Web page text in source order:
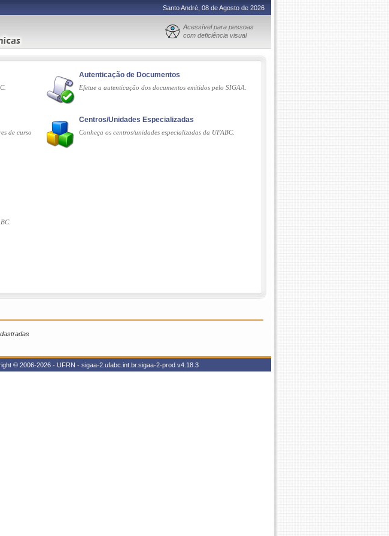
Santo André, 08 de Agosto de 2026
Acessível para pessoas
com deficiência visual
Autenticação de Documentos
Efetue a autenticação dos documentos emitidos pelo SIGAA.
de curso
Centros/Unidades Especializadas
Conheça os centros/unidades especializadas da UFABC.
© 2006-2026 - UFRN - sigaa-2.ufabc.int.br.sigaa-2-prod v4.18.3